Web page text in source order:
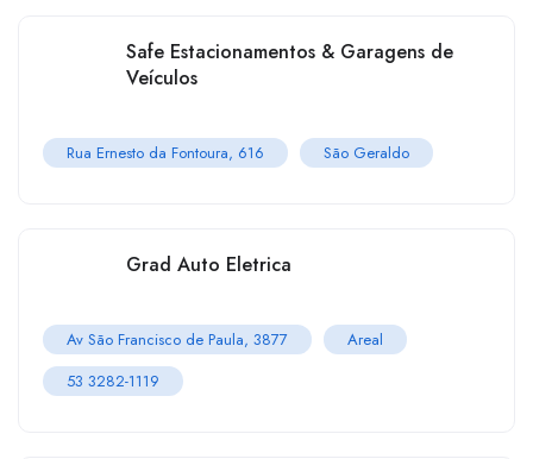
Safe Estacionamentos & Garagens de
Veículos
Rua Ernesto da Fontoura, 616 São Geraldo
Grad Auto Eletrica
Av São Francisco de Paula, 3877
Areal
53 3282-1119